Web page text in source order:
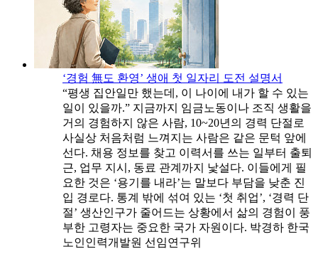
‘경험 無도 환영’ 생애 첫 일자리 도전 설명서
“평생 집안일만 했는데, 이 나이에 내가 할 수 있는
일이 있을까.” 지금까지 임금노동이나 조직 생활을
거의 경험하지 않은 사람, 10~20년의 경력 단절로
사실상 처음처럼 느껴지는 사람은 같은 문턱 앞에
선다. 채용 정보를 찾고 이력서를 쓰는 일부터 출퇴
근, 업무 지시, 동료 관계까지 낯설다. 이들에게 필
요한 것은 ‘용기를 내라’는 말보다 부담을 낮춘 진
입 경로다. 통계 밖에 섞여 있는 ‘첫 취업’, ‘경력 단
절’ 생산인구가 줄어드는 상황에서 삶의 경험이 풍
부한 고령자는 중요한 국가 자원이다. 박경하 한국
노인인력개발원 선임연구위